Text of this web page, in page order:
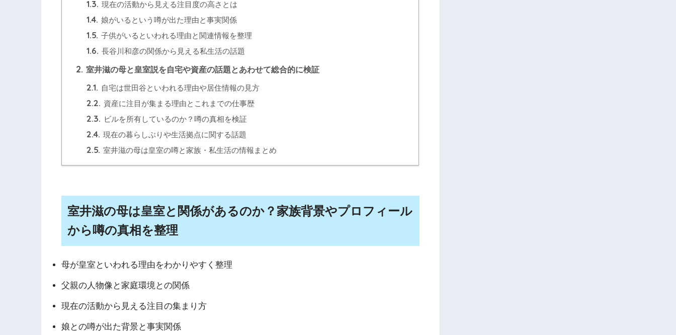
1.3. 現在の活動から見える注目度の高さとは
1.4. 娘がいるという噂が出た理由と事実関係
1.5. 子供がいるといわれる理由と関連情報を整理
1.6. 長谷川和彦の関係から見える私生活の話題
2. 室井滋の母と皇室説を自宅や資産の話題とあわせて総合的に検証
2.1. 自宅は世田谷といわれる理由や居住情報の見方
2.2. 資産に注目が集まる理由とこれまでの仕事歴
2.3. ビルを所有しているのか？噂の真相を検証
2.4. 現在の暮らしぶりや生活拠点に関する話題
2.5. 室井滋の母は皇室の噂と家族・私生活の情報まとめ
室井滋の母は皇室と関係があるのか？家族背景やプロフィール
から噂の真相を整理
母が皇室といわれる理由をわかりやすく整理
父親の人物像と家庭環境との関係
現在の活動から見える注目の集まり方
娘との噂が出た背景と事実関係